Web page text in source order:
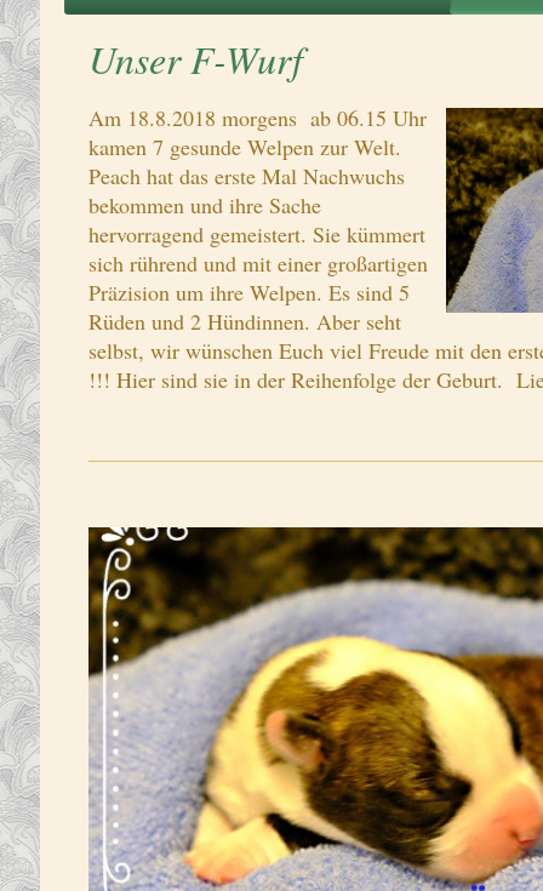
Unser F-Wurf
Am 18.8.2018 morgens ab 06.15 Uhr
kamen 7 gesunde Welpen zur Welt.
Peach hat das erste Mal Nachwuchs
bekommen und ihre Sache
hervorragend gemeistert. Sie kümmert
sich rührend und mit einer großartigen
Präzision um ihre Welpen. Es sind 5
Rüden und 2 Hündinnen. Aber seht
selbst, wir wünschen Euch viel Freude mit den
!!! Hier sind sie in der Reihenfolge der Geburt.